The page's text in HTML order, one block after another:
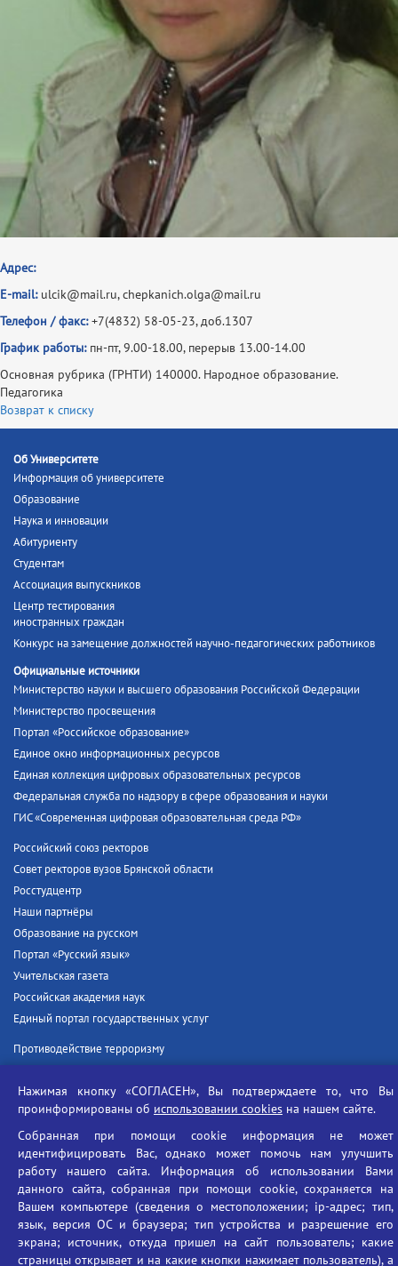
Адрес:
E-mail: ulcik@mail.ru, chepkanich.olga@mail.ru
Телефон / факс: +7(4832) 58-05-23, доб.1307
График работы: пн-пт, 9.00-18.00, перерыв 13.00-14.00
Основная рубрика (ГРНТИ) 140000. Народное образование.
Педагогика
Возврат к списку
Об Университете
Информация об университете
Образование
Наука и инновации
Абитуриенту
Студентам
Ассоциация выпускников
Центр тестирования
иностранных граждан
Конкурс на замещение должностей научно-педагогических работников
Официальные источники
Министерство науки и высшего образования Российской Федерации
Министерство просвещения
Портал «Российское образование»
Единое окно информационных ресурсов
Единая коллекция цифровых образовательных ресурсов
Федеральная служба по надзору в сфере образования и науки
ГИС «Современная цифровая образовательная среда РФ»
Российский союз ректоров
Совет ректоров вузов Брянской области
Росстудцентр
Наши партнёры
Образование на русском
Портал «Русский язык»
Учительская газета
Российская академия наук
Единый портал государственных услуг
Противодействие терроризму
Социальные ролики - Генеральная прокуратура РФ
Противодействие коррупции
БГУ против наркотиков
Брянский государственный университет
имени академика И.Г. Петровского
Время работы: пн-пт 09:00-18:00
E-mail: bryanskgu@mail.ru
Нажимая кнопку «СОГЛАСЕН», Вы подтверждаете то, что Вы
проинформированы об использовании cookies на нашем сайте.
Собранная при помощи cookie информация не может
идентифицировать Вас, однако может помочь нам улучшить
работу нашего сайта. Информация об использовании Вами
данного сайта, собранная при помощи cookie, сохраняется на
Вашем компьютере (сведения о местоположении; ip-адрес; тип,
язык, версия ОС и браузера; тип устройства и разрешение его
экрана; источник, откуда пришел на сайт пользователь; какие
страницы открывает и на какие кнопки нажимает пользователь), а